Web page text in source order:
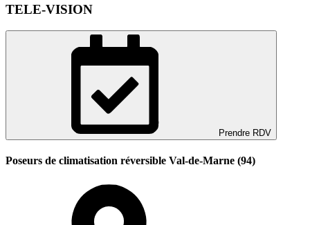
TELE-VISION
Prendre RDV
Poseurs de climatisation réversible Val-de-Marne (94)